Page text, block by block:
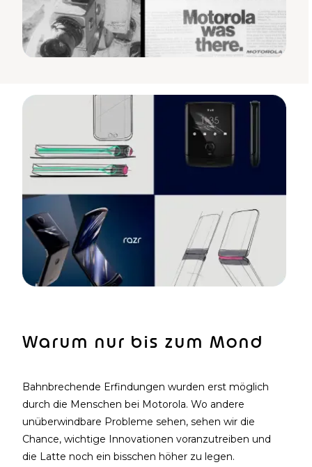
Warum nur bis zum Mond
Bahnbrechende Erfindungen wurden erst möglich
durch die Menschen bei Motorola. Wo andere
unüberwindbare Probleme sehen, sehen wir die
Chance, wichtige Innovationen voranzutreiben und
die Latte noch ein bisschen höher zu legen.